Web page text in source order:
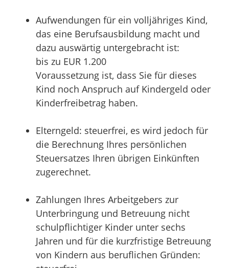
Aufwendungen für ein volljähriges Kind,
das eine Berufsausbildung macht und
dazu auswärtig untergebracht ist:
bis zu EUR 1.200
Voraussetzung ist, dass Sie für dieses
Kind noch Anspruch auf Kindergeld oder
Kinderfreibetrag haben.
Elterngeld: steuerfrei, es wird jedoch für
die Berechnung Ihres persönlichen
Steuersatzes Ihren übrigen Einkünften
zugerechnet.
Zahlungen Ihres Arbeitgebers zur
Unterbringung und Betreuung nicht
schulpflichtiger Kinder unter sechs
Jahren und für die kurzfristige Betreuung
von Kindern aus beruflichen Gründen: